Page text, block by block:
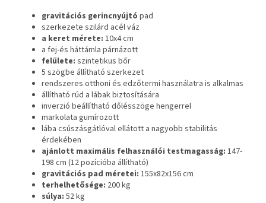
gravitációs gerincnyújtó pad
szerkezete szilárd acél váz
a keret mérete: 10x4 cm
a fej-és háttámla párnázott
felülete: szintetikus bőr
5 szögbe állítható szerkezet
rendszeres otthoni és edzőtermi használatra is alkalmas
állítható rúd a lábak biztosítására
inverzió beállítható dőlésszöge hengerrel
markolata gumírozott
lába csúszásgátlóval ellátott a nagyobb stabilitás
érdekében
ajánlott maximális felhasználói testmagasság: 147-
198 cm (12 pozícióba állítható)
gravitációs pad méretei: 155x82x156 cm
terhelhetősége: 200 kg
súlya: 52 kg